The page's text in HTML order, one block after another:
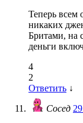
Теперь всем
никаких
Бритами, на
деньги
4
2
Ответить ↓
Сосед